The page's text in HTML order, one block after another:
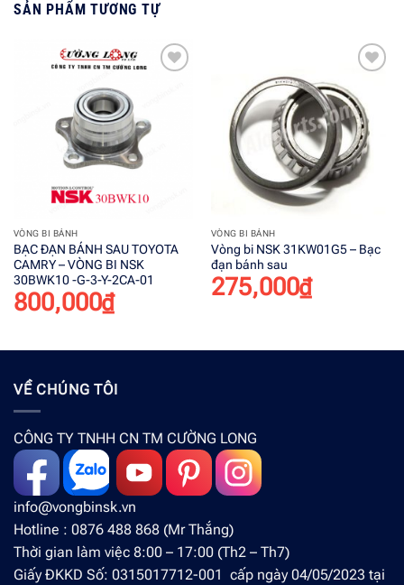
SẢN PHẨM TƯƠNG TỰ
wishlist
VÒNG BI BÁNH
BẠC ĐẠN BÁNH SAU TOYOTA
CAMRY – VÒNG BI NSK
30BWK10 -G-3-Y-2CA-01
800,000₫
Add to
wishlist
VÒNG BI BÁNH
Vòng bi NSK 31KW01G5 – Bạc
đạn bánh sau
275,000₫
VỀ CHÚNG TÔI
CÔNG TY TNHH CN TM CƯỜNG LONG
info@vongbinsk.vn
Hotline : 0876 488 868 (Mr Thắng)
Thời gian làm việc 8:00 – 17:00 (Th2 – Th7)
Giấy ĐKKD Số: 0315017712-001 cấp ngày 04/05/2023 tại